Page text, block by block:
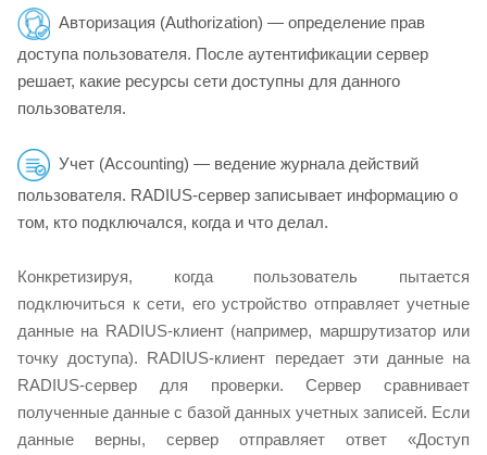
Авторизация (Authorization) — определение прав
доступа пользователя. После аутентификации сервер
решает, какие ресурсы сети доступны для данного
пользователя.
Учет (Accounting) — ведение журнала действий
пользователя. RADIUS-сервер записывает информацию о
том, кто подключался, когда и что делал.
Конкретизируя, когда пользователь пытается
подключиться к сети, его устройство отправляет учетные
данные на RADIUS-клиент (например, маршрутизатор или
точку доступа). RADIUS-клиент передает эти данные на
RADIUS-сервер для проверки. Сервер сравнивает
полученные данные с базой данных учетных записей. Если
данные верны, сервер отправляет ответ «Доступ